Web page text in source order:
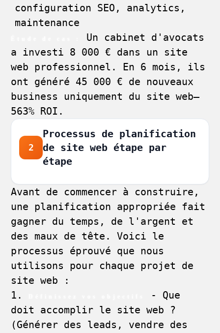
configuration SEO, analytics,
maintenance
Un cabinet d'avocats
a investi 8 000 € dans un site
web professionnel. En 6 mois, ils
ont généré 45 000 € de nouveaux
business uniquement du site web—
563% ROI.
2
Processus de planification
de site web étape par
étape
Avant de commencer à construire,
une planification appropriée fait
gagner du temps, de l'argent et
des maux de tête. Voici le
processus éprouvé que nous
utilisons pour chaque projet de
site web :
- Que
doit accomplir le site web ?
(Générer des leads, vendre des